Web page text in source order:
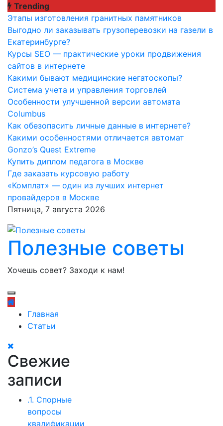
Перейти
содержимому
Trending
Этапы изготовления гранитных памятников
Выгодно ли заказывать грузоперевозки на газели в
Екатеринбурге?
Курсы SEO — практические уроки продвижения
сайтов в интернете
Какими бывают медицинские негатоскопы?
Система учета и управления торговлей
Особенности улучшенной версии автомата
Columbus
Как обезопасить личные данные в интернете?
Какими особенностями отличается автомат
Gonzo’s Quest Extreme
Купить диплом педагога в Москве
Где заказать курсовую работу
«Комплат» — один из лучших интернет
провайдеров в Москве
Пятница, 7 августа 2026
Полезные советы
Хочешь совет? Заходи к нам!
Главная
Статьи
Свежие
записи
.1. Спорные
вопросы
квалификации